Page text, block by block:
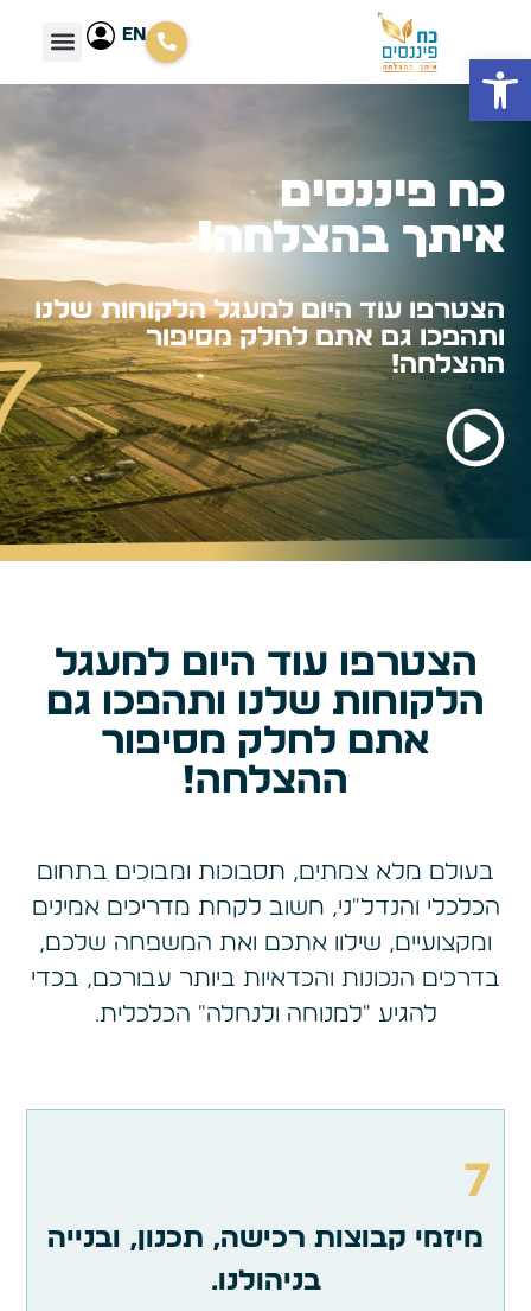
פתח סרגל נגישות
אזור
EN
058-
700-
כח פיננסים
איתך בהצלחה!
הצטרפו עוד היום למעגל הלקוחות שלנו
ותהפכו גם אתם לחלק מסיפור
ההצלחה!
הצטרפו עוד היום למעגל
הלקוחות שלנו ותהפכו גם
אתם לחלק מסיפור
ההצלחה!
בעולם מלא צמתים, תסבוכות ומבוכים בתחום
הכלכלי והנדל"ני, חשוב לקחת מדריכים אמינים
ומקצועיים, שילוו אתכם ואת המשפחה שלכם,
בדרכים הנכונות והכדאיות ביותר עבורכם, בכדי
להגיע "למנוחה ולנחלה" הכלכלית.
7
מיזמי קבוצות רכישה, תכנון, ובנייה
בניהולנו.